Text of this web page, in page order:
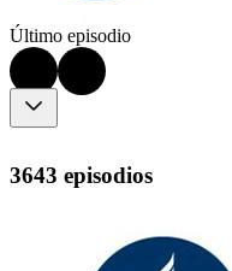
Último episodio
3643 episodios